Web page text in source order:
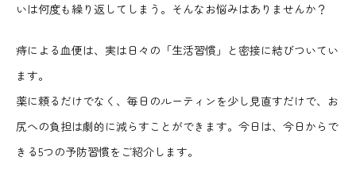
いは何度も繰り返してしまう。そんなお悩みはありませんか？
痔による血便は、実は日々の「生活習慣」と密接に結びついてい
ます。
薬に頼るだけでなく、毎日のルーティンを少し見直すだけで、お
尻への負担は劇的に減らすことができます。今日は、今日からで
きる5つの予防習慣をご紹介します。